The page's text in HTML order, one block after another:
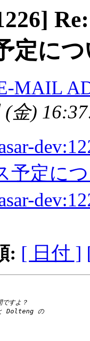
定に
MAIL
金)
予定に
: [ 日付 ]